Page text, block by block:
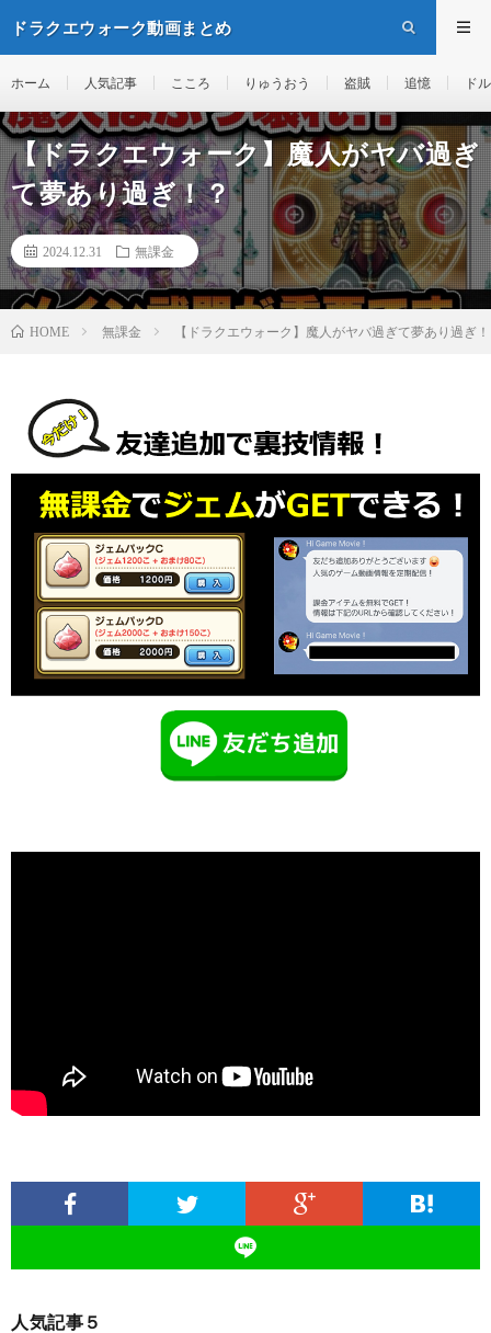
ドラクエウォーク動画まとめ
ホーム 人気記事 こころ りゅうおう 盗賊 追憶 ド
【ドラクエウォーク】魔人がヤバ過ぎ
て夢あり過ぎ！？
2024.12.31 無課金
HOME 無課金 【ドラクエウォーク】魔人がヤバ過ぎて夢あり過ぎ
人気記事５